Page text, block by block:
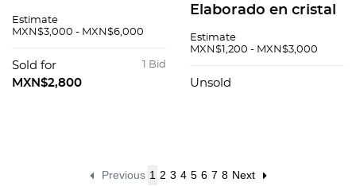
ORIGEN ORIENTAL
SIGLO XX
Elaborados en
Estimate
MXN$3,000 - MXN$6,000
1 Bid
Sold for
MXN$2,800
Elaborado en cristal
Decoración facetada
diametro Detal...
Estimate
MXN$1,200 - MXN$3,000
Unsold
Previous 1 2 3 4 5 6 7 8 Next